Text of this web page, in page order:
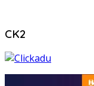
CK2